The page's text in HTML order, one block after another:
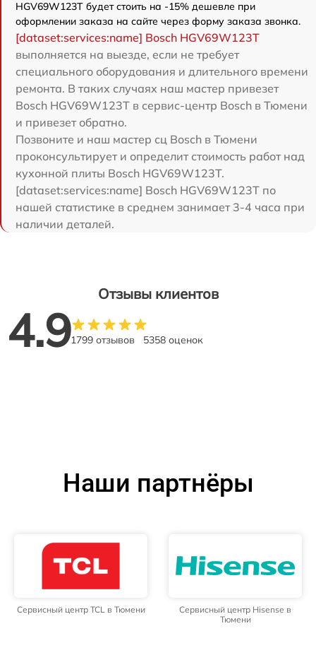
HGV69W123T будет стоить на -15% дешевле при
оформлении заказа на сайте через форму заказа звонка.
[dataset:services:name] Bosch HGV69W123T
выполняется на выезде, если не требует
специального оборудования и длительного времени
ремонта. В таких случаях наш мастер привезет
Bosch HGV69W123T в сервис-центр Bosch в Тюмени
и привезет обратно.
Позвоните и наш мастер сц Bosch в Тюмени
проконсультирует и определит стоимость работ над
кухонной плиты Bosch HGV69W123T.
[dataset:services:name] Bosch HGV69W123T по
нашей статистике в среднем занимает 3-4 часа при
наличии деталей.
Отзывы клиентов
4.91799 отзывов 5358 оценок
Наши партнёры
Сервисный центр TCL в Тюмени
Сервисный центр Hisense в
Тюмени